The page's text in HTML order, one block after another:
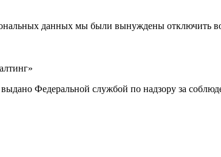
данных мы были вынуждены отключить
Федеральной службой по надзору за